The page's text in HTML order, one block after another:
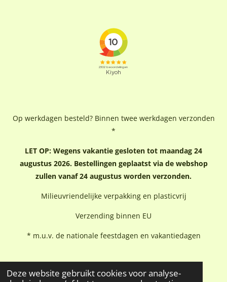
Deze website gebruikt cookies voor analyse-
Op werkdagen besteld? Binnen twee werkdagen verzonden
*
LET OP: Wegens vakantie gesloten tot maandag 24
augustus 2026. Bestellingen geplaatst via de webshop
zullen vanaf 24 augustus worden verzonden.
Milieuvriendelijke verpakking en plasticvrij
Verzending binnen EU
* m.u.v. de nationale feestdagen en vakantiedagen